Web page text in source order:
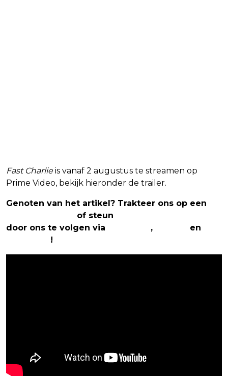
Fast Charlieis vanaf 2 augustus te streamen op
Prime Video, bekijk hieronder de trailer.
Genoten van het artikel? Trakteer ons op een
of steun
door ons te volgen via
,
en
!